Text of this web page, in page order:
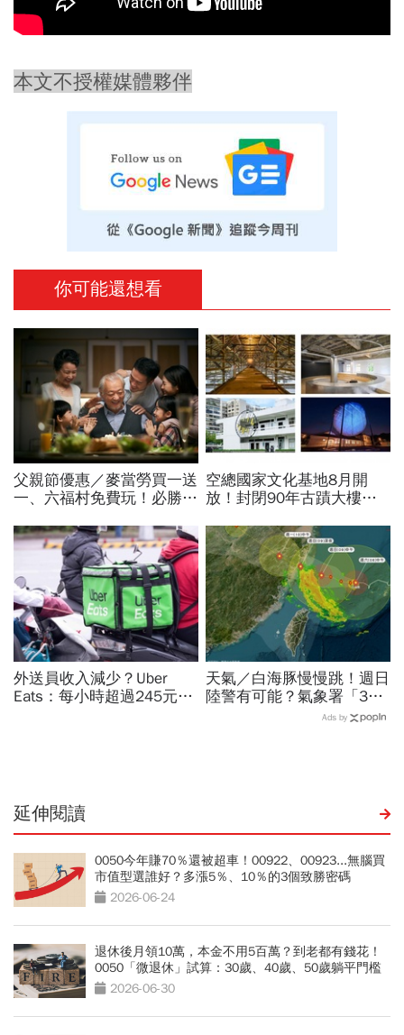
本文不授權媒體夥伴
你可能還想看
父親節優惠／麥當勞買一送
一、六福村免費玩！必勝
家速食餐飲飯店好康必收
空總國家文化基地8月開
放！封閉90年古蹟大樓打
2026」這天登場，16件作
品必看
外送員收入減少？Uber
Eats：每小時超過245元！
天氣／白海豚慢慢跳！週日
陸警有可能？氣象署「3字
回應」...最新風雨預測，6
Ads by
延伸閱讀
0050今年賺70％還被超車！00922、00923...無腦買
市值型選誰好？多漲5％、10％的3個致勝密碼
2026-06-24
退休後月領10萬，本金不用5百萬？到老都有錢花！
0050「微退休」試算：30歲、40歲、50歲躺平門檻
公開2026-06-30